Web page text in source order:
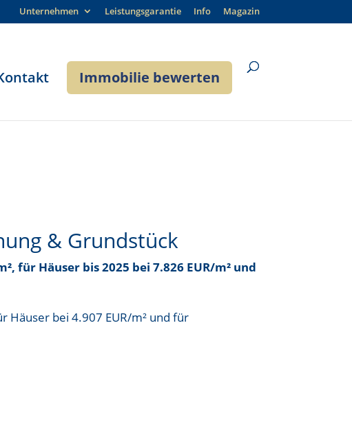
Unternehmen Leistungsgarantie Info Magazin
Immobilie bewerten
& Grundstück
, für Häuser bis2025 bei 7.826 EUR/m² und
Häuser bei4.907 EUR/m² und für